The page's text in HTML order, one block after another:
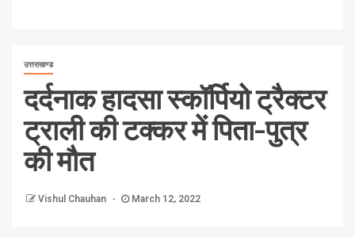
उत्तराखण्ड
दर्दनाक हादसा स्कॉर्पियो ट्रैक्टर
ट्राली की टक्कर में पिता-पुत्र
की मौत
Vishul Chauhan March 12, 2022